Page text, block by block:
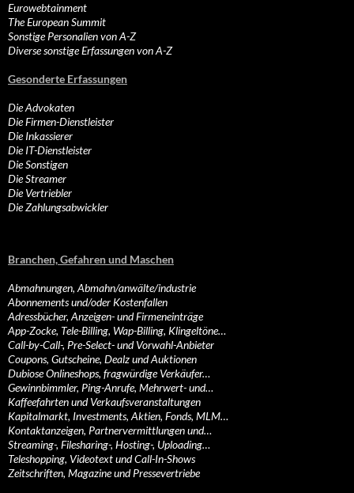
Eurowebtainment
The European Summit
Sonstige Personalien von A-Z
Diverse sonstige Erfassungen von A-Z
Gesonderte Erfassungen
Die Advokaten
Die Firmen-Dienstleister
Die Inkassierer
Die IT-Dienstleister
Die Sonstigen
Die Streamer
Die Vertriebler
Die Zahlungsabwickler
Branchen, Gefahren und Maschen
Abmahnungen, Abmahn/anwälte/industrie
Abonnements und/oder Kostenfallen
Adressbücher, Anzeigen- und Firmeneinträge
App-Zocke, Tele-Billing, Wap-Billing, Klingeltöne…
Call-by-Call-, Pre-Select- und Vorwahl-Anbieter
Coupons, Gutscheine, Dealz und Auktionen
Dubiose Onlineshops, fragwürdige Verkäufer…
Gewinnbimmler, Ping-Anrufe, Mehrwert- und…
Kaffeefahrten und Verkaufsveranstaltungen
Kapitalmarkt, Investments, Aktien, Fonds, MLM…
Kontaktanzeigen, Partnervermittlungen und…
Streaming-, Filesharing-, Hosting-, Uploading…
Teleshopping, Videotext und Call-In-Shows
Zeitschriften, Magazine und Pressevertriebe